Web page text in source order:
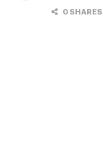
0 SHARES